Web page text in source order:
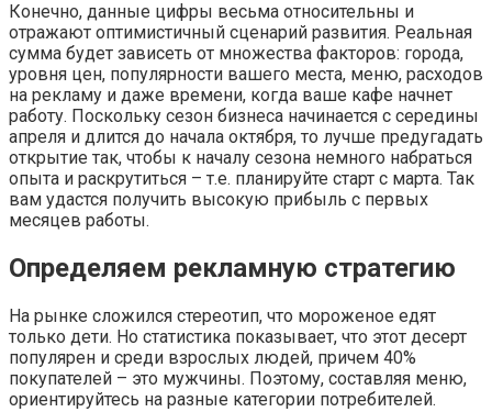
Конечно, данные цифры весьма относительны и
отражают оптимистичный сценарий развития. Реальная
сумма будет зависеть от множества факторов: города,
уровня цен, популярности вашего места, меню, расходов
на рекламу и даже времени, когда ваше кафе начнет
работу. Поскольку сезон бизнеса начинается с середины
апреля и длится до начала октября, то лучше предугадать
открытие так, чтобы к началу сезона немного набраться
опыта и раскрутиться – т.е. планируйте старт с марта. Так
вам удастся получить высокую прибыль с первых
месяцев работы.
Определяем рекламную стратегию
На рынке сложился стереотип, что мороженое едят
только дети. Но статистика показывает, что этот десерт
популярен и среди взрослых людей, причем 40%
покупателей – это мужчины. Поэтому, составляя меню,
ориентируйтесь на разные категории потребителей.